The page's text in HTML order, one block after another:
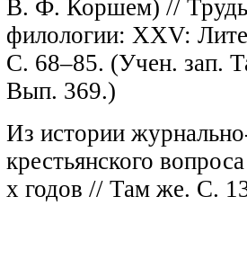
В. Ф. Коршем) // Труды
филологии: XXV:
С. 68–85. (Учен. зап.
Вып. 369.)
Из истории
крестьянского
х годов // Там же. С.